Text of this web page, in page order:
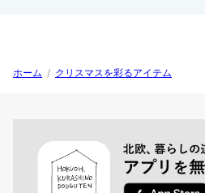
ホーム / クリスマスを彩るアイテム